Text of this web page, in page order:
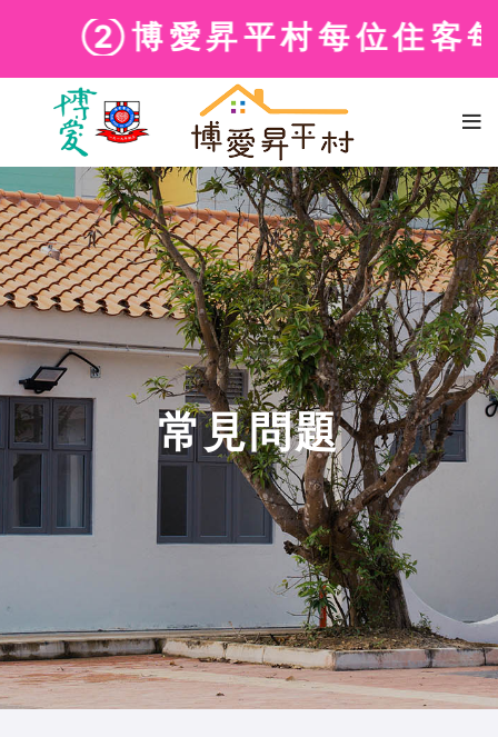
②博愛昇平村每位住客每
常見問題